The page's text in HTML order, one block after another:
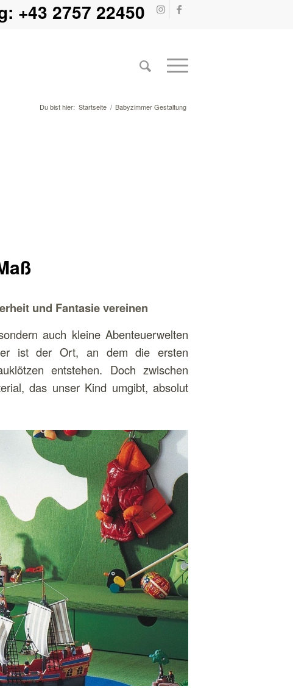
+43 2757 22450
Du bist hier: Startseite / Babyzimmer Gestaltung
und Fantasie vereinen
auch kleine Abenteuerwelten
er ist der Ort, an dem die ersten
entstehen. Doch zwischen
das unser Kind umgibt, absolut